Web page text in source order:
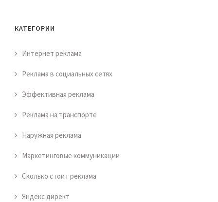
КАТЕГОРИИ
Интернет реклама
Реклама в социальных сетях
Эффективная реклама
Реклама на транспорте
Наружная реклама
Маркетинговые коммуникации
Сколько стоит реклама
Яндекс директ